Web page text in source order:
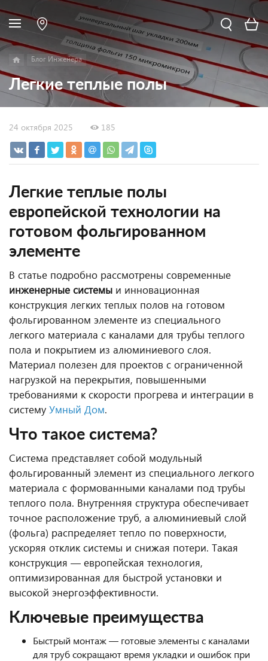
Блог Инженера
Легкие теплые полы
24 октября 2025 185
Легкие теплые полы
европейской технологии на
готовом фольгированном
элементе
В статье подробно рассмотрены современные
инженерные системы и инновационная
конструкция легких теплых полов на готовом
фольгированном элементе из специального
легкого материала с каналами для трубы теплого
пола и покрытием из алюминиевого слоя.
Материал полезен для проектов с ограниченной
нагрузкой на перекрытия, повышенными
требованиями к скорости прогрева и интеграции в
систему Умный Дом.
Что такое система?
Система представляет собой модульный
фольгированный элемент из специального легкого
материала с формованными каналами под трубы
теплого пола. Внутренняя структура обеспечивает
точное расположение труб, а алюминиевый слой
(фольга) распределяет тепло по поверхности,
ускоряя отклик системы и снижая потери. Такая
конструкция — европейская технология,
оптимизированная для быстрой установки и
высокой энергоэффективности.
Ключевые преимущества
Быстрый монтаж — готовые элементы с каналами
для труб сокращают время укладки и ошибок при